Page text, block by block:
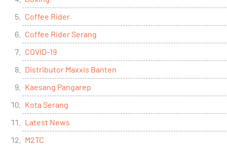
Coffee Rider
Coffee Rider Serang
COVID-19
Distributor Maxxis Banten
Kaesang Pangarep
Kota Serang
Latest News
M2TC